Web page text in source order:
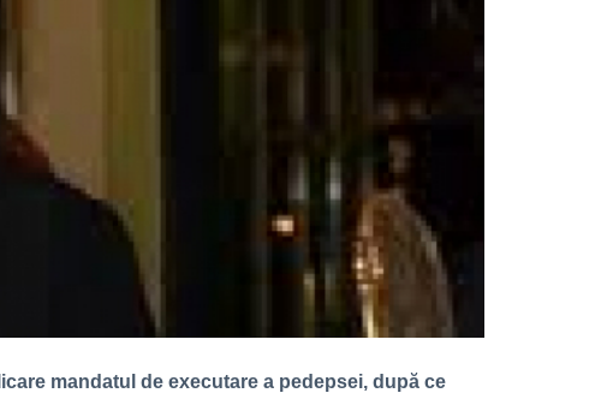
mandatul de executare a pedepsei, după ce